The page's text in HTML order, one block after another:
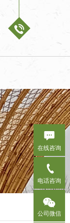


在线咨询

电话咨询

公司微信